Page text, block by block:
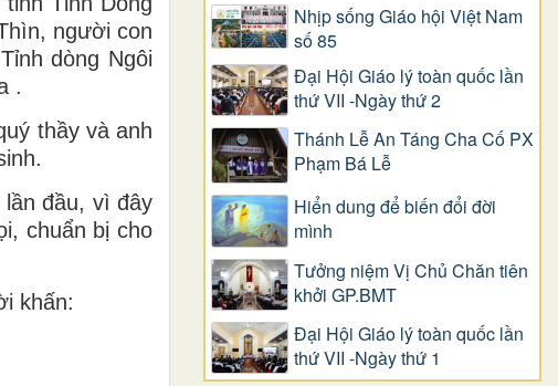
người con
dòng Ngôi
.
thầy và anh
đầu, vì đây
chuẩn bị cho
khấn:
Nhịp sống Giáo hội Việt Nam
số 85
Đại Hội Giáo lý toàn quốc lần
thứ VII -Ngày thứ 2
Thánh Lễ An Táng Cha Cố PX
Phạm Bá Lễ
Hiển dung để biến đổi đời
mình
Tưởng niệm Vị Chủ Chăn tiên
khởi GP.BMT
Đại Hội Giáo lý toàn quốc lần
thứ VII -Ngày thứ 1